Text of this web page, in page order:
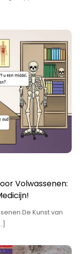
Volwassenen:
De Kunst van